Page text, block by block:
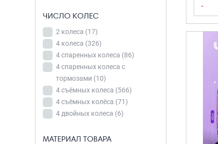
4 съёмных
колеса (566)
4 съёмных
колёса(71)
4 двойных
колеса(6)
МАТЕРИАЛ ТОВАРА
ABS (1)
ABS-
пластик (67)
АВС(60)
Поликарбонат
(1)
ЧИСЛО КОЛЕС
2 колеса (17)
4 колеса (326)
4 спаренных колеса (86)
4 спаренных колеса с
тормозами (10)
4 съёмных колеса (566)
4 съёмных колёса (71)
4 двойных колеса (6)
МАТЕРИАЛ ТОВАРА
-